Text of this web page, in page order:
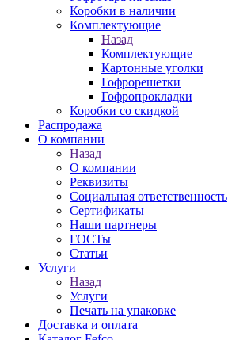
Коробки в наличии
Комплектующие
Назад
Комплектующие
Картонные уголки
Гофрорешетки
Гофропрокладки
Коробки со скидкой
Распродажа
О компании
Назад
О компании
Реквизиты
Социальная ответственность
Сертификаты
Наши партнеры
ГОСТы
Статьи
Услуги
Назад
Услуги
Печать на упаковке
Доставка и оплата